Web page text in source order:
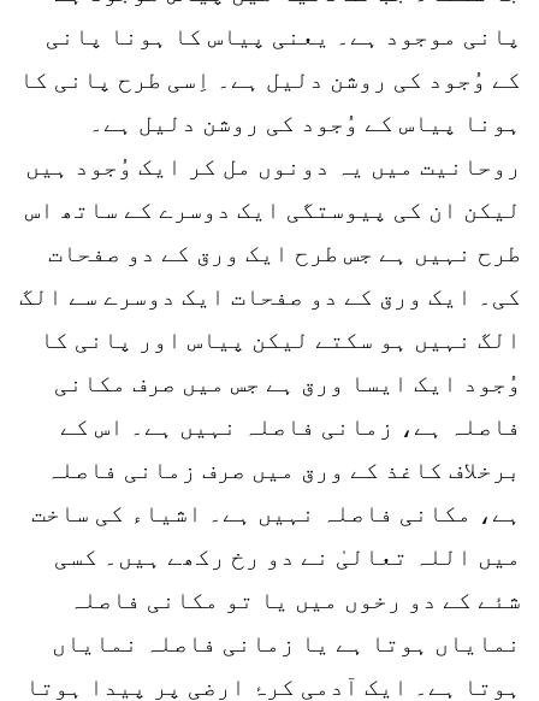
پانی موجود ہے۔ یعنی پیاس کا ہونا پانی
کے وُجود کی روشن دلیل ہے۔ اِسی طرح پانی کا
ہونا پیاس کے وُجود کی روشن دلیل ہے۔
روحانیت میں یہ دونوں مل کر ایک وُجود ہیں
لیکن ان کی پیوستگی ایک دوسرے کے ساتھ اس
طرح نہیں ہے جس طرح ایک ورق کے دو صفحات
کی۔ ایک ورق کے دو صفحات ایک دوسرے سے الگ
الگ نہیں ہو سکتے لیکن پیاس اور پانی کا
وُجود ایک ایسا ورق ہے جس میں صرف مکانی
فاصلہ ہے، زمانی فاصلہ نہیں ہے۔ اس کے
برخلاف کاغذ کے ورق میں صرف زمانی فاصلہ
ہے، مکانی فاصلہ نہیں ہے۔ اشیاء کی ساخت
میں اللہ تعالیٰ نے دو رخ رکھے ہیں۔ کسی
شئے کے دو رخوں میں یا تو مکانی فاصلہ
نمایاں ہوتا ہے یا زمانی فاصلہ نمایاں
ہوتا ہے۔ ایک آدمی کرۂ ارضی پر پیدا ہوتا